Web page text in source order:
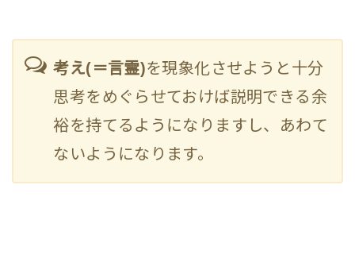
考え(＝言霊)を現象化させようと十分
思考をめぐらせておけば説明できる余
裕を持てるようになりますし、あわて
ないようになります。